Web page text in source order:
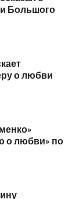
Большого
о любви
о любви» по